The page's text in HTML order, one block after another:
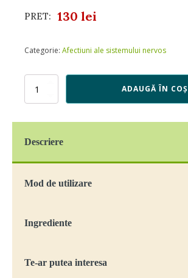
PRET: 130 lei
Categorie: Afectiuni ale sistemului nervos
Cantitate
Max
30capsule
1
Plasture
Cadou,
ADAUGĂ ÎN COȘ
Descriere
Mod de utilizare
Ingrediente
Te-ar putea interesa